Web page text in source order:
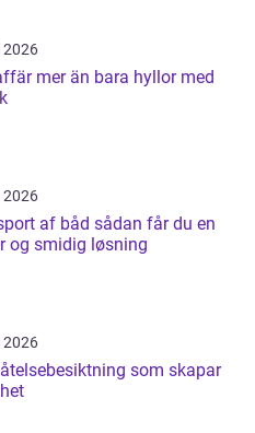
2026
hyllor med
2026
båd sådan får du en
og smidig løsning
2026
som skapar